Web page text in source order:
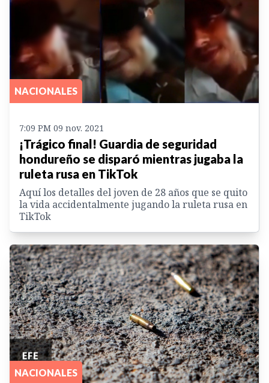
NACIONALES
7:09 PM 09 nov. 2021
¡Trágico final! Guardia de seguridad
hondureño se disparó mientras jugaba la
ruleta rusa en TikTok
Aquí los detalles del joven de 28 años que se quito
la vida accidentalmente jugando la ruleta rusa en
TikTok
NACIONALES